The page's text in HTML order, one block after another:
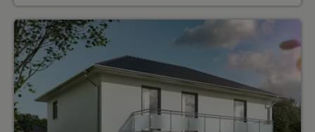
Zweifamilienhäuser